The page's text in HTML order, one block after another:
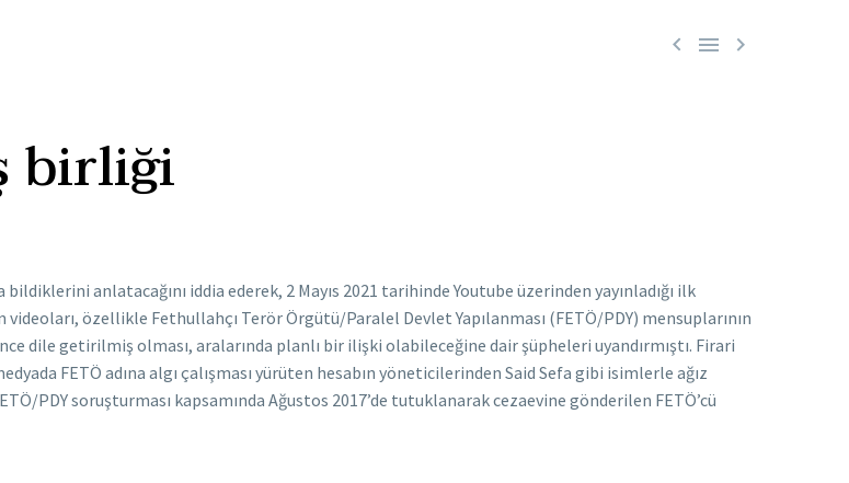
  
birliği
anlatacağını iddia ederek, 2 Mayıs 2021 tarihinde Youtube üzerinden yayınladığı ilk
özellikle Fethullahçı Terör Örgütü/Paralel Devlet Yapılanması (FETÖ/PDY) mensuplarının
dile getirilmiş olması, aralarında planlı bir ilişki olabileceğine dair şüpheleri uyandırmıştı. Firari
FETÖ adına algı çalışması yürüten hesabın yöneticilerinden Said Sefa gibi isimlerle ağız
PDY soruşturması kapsamında Ağustos 2017’de tutuklanarak cezaevine gönderilen FETÖ’cü